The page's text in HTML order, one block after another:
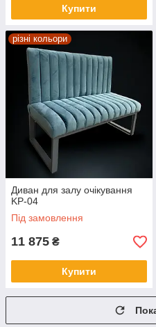
Купити
різні кольори
Диван для залу очікування
KP-04
Під замовлення
11 875 ₴
Купити